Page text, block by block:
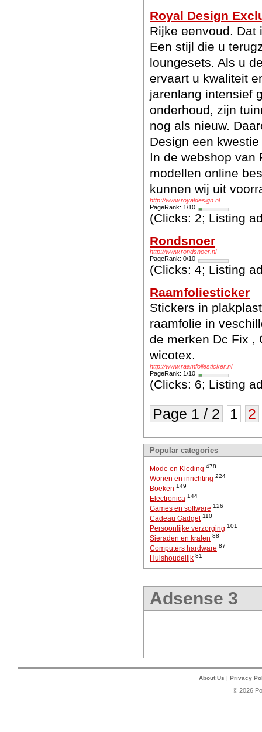
Royal Design
Rijke eenvoud. Dat
Een stijl die u
loungesets. Als u
ervaart u kwaliteit
jarenlang intensief
onderhoud, zijn
nog als nieuw.
Design een
In de webshop van
modellen online
kunnen wij uit
http://www.royaldesign.nl
PageRank: 1/10
(Clicks: 2; Listing
Rondsnoer
http://www.rondsnoer.nl
PageRank: 0/10
(Clicks: 4; Listing
Raamfoliesticker
Stickers in
raamfolie in
de merken Dc Fix ,
wicotex.
http://www.raamfoliesticker.nl
PageRank: 1/10
(Clicks: 6; Listing
Page 1 / 2 1 2
Popular categories
Mode en Kleding 478
Wonen en inrichting 224
Boeken 149
Electronica 144
Games en software 126
Cadeau Gadget 110
Persoonlijke verzorging 101
Sieraden en kralen 88
Computers hardware 87
Huishoudelijk 81
Adsense 3
About Us | Privacy
© 2026